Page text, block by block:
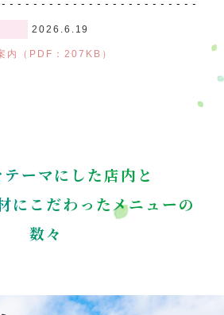
2026.6.19
（PDF：207KB）
テーマにした店内と
にこだわったメニューの
数々